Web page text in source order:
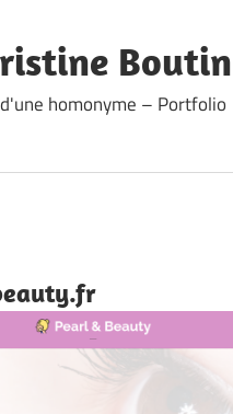
Boutin
homonyme – Portfolio